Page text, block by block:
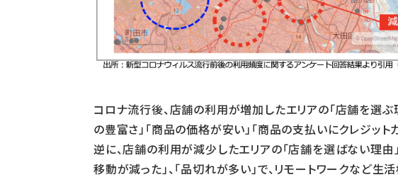
コロナ流行後、店舗の利用が増加したエリアの「店舗を選ぶ
の豊富さ」「商品の価格が安い」「商品の支払いにクレジット
逆に、店舗の利用が減少したエリアの「店舗を選ばない理由」
移動が減った」、「品切れが多い」で、リモートワークなど